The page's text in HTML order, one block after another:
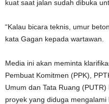
kuat saat jalan sudah dibuka
“Kalau bicara teknis, umur
kata Gagan kepada wartawan.
Media ini akan meminta
Pembuat Komitmen (PPK),
Umum dan Tata Ruang
proyek yang diduga mengalami